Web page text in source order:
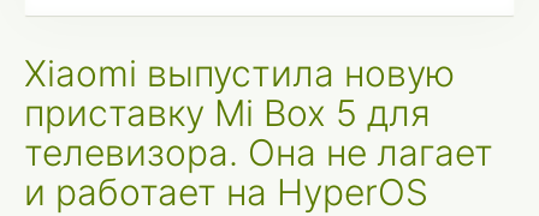
Xiaomi выпустила новую
приставку Mi Box 5 для
телевизора. Она не лагает
и работает на HyperOS